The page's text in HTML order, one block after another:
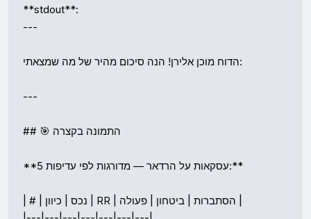
**stdout**:
---
הדוח מוכן אלירן! הנה סיכום מהיר של מה שמצאתי:
---
## 🎯 התמונה בקצרה
**5 עסקאות על הרדאר — מדורגות לפי עדיפות:**
| # | נכס | כיוון | RR | הסתברות | ביטחון | פעולה |